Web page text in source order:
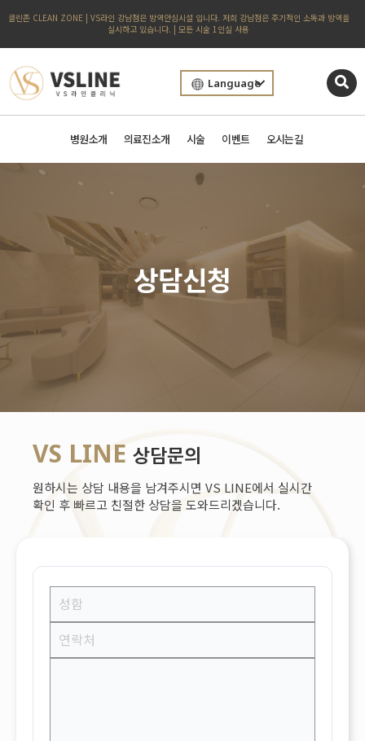
클린존 CLEAN ZONE | VS라인 강남점은 방역안심시설 입니다. 저희 강남점은 주기적인 소독과 방역을
실시하고 있습니다. | 모든 시술 1인실 사용
Language
병원소개 의료진소개 시술 이벤트 오시는길
상담신청
VS LINE 상담문의
원하시는 상담 내용을 남겨주시면 VS LINE에서 실시간
확인 후 빠르고 친절한 상담을 도와드리겠습니다.